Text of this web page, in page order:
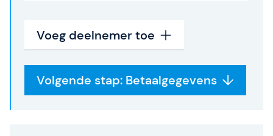
Voeg deelnemer toe
Volgende stap: Betaalgegevens